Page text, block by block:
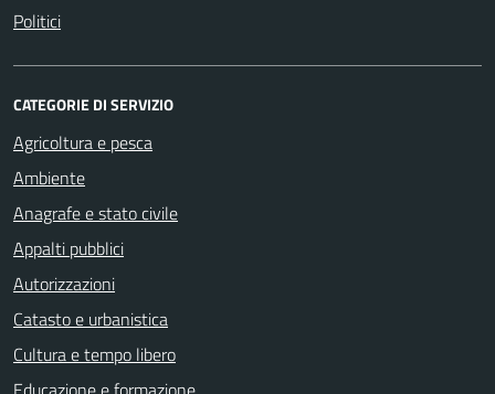
Politici
CATEGORIE DI SERVIZIO
Agricoltura e pesca
Ambiente
Anagrafe e stato civile
Appalti pubblici
Autorizzazioni
Catasto e urbanistica
Cultura e tempo libero